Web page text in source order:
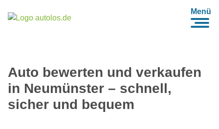
Menü
Auto bewerten und verkaufen
in Neumünster – schnell,
sicher und bequem